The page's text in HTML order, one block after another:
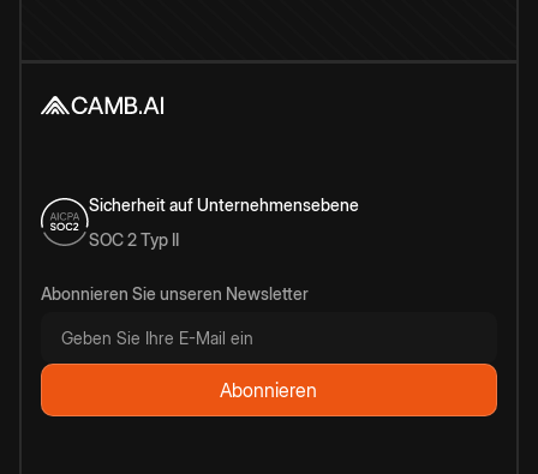
Sicherheit auf Unternehmensebene
SOC 2 Typ II
Abonnieren Sie unseren Newsletter